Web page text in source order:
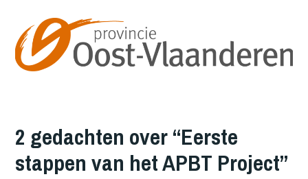
2 gedachten over “Eerste
stappen van het APBT Project”